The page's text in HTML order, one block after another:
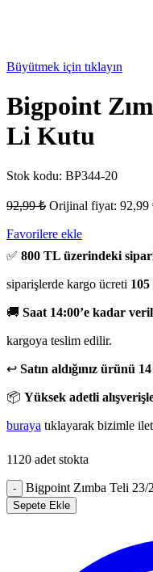
Büyütmek için tıklayın
Bigpoint
Li Kutu
Stok kodu: BP344-20
92,99₺ Orijinal fiyat: 92,99
Favorilere ekle
✅ 800 TL üzerindeki
siparişlerde kargo ücreti
🚚 Saat 14:00’e kadar
kargoya teslim edilir.
↩️ Satın aldığınız ürünü
📦 Yüksek adetli
buraya tıklayarak bizimle
1120 adet stokta
- Bigpoint Zımba Teli
Sepete Ekle